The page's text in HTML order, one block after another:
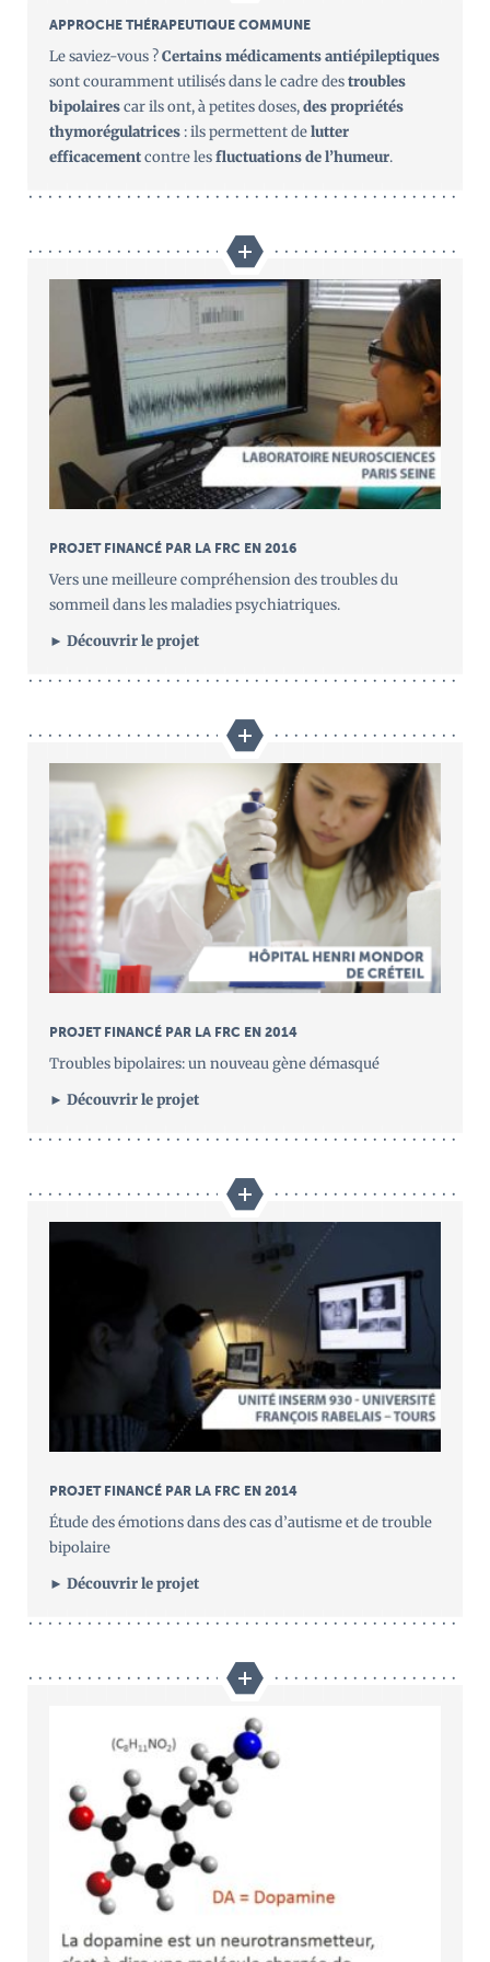
APPROCHE THÉRAPEUTIQUE COMMUNE
Le saviez-vous ?Certains médicaments antiépileptiques
sont couramment utilisés dans le cadre destroubles
bipolairescar ils ont, à petites doses,des propriétés
thymorégulatrices : ils permettent delutter
efficacementcontre lesfluctuations de l’humeur.
PROJET FINANCÉ PAR LA FRC EN 2016
Vers une meilleure compréhension des troubles du
sommeil dans les maladies psychiatriques.
► Découvrir le projet
PROJET FINANCÉ PAR LA FRC EN 2014
Troubles bipolaires: un nouveau gène démasqué
► Découvrir le projet
PROJET FINANCÉ PAR LA FRC EN 2014
Étude des émotions dans des cas d’autisme et de trouble
bipolaire
► Découvrir le projet